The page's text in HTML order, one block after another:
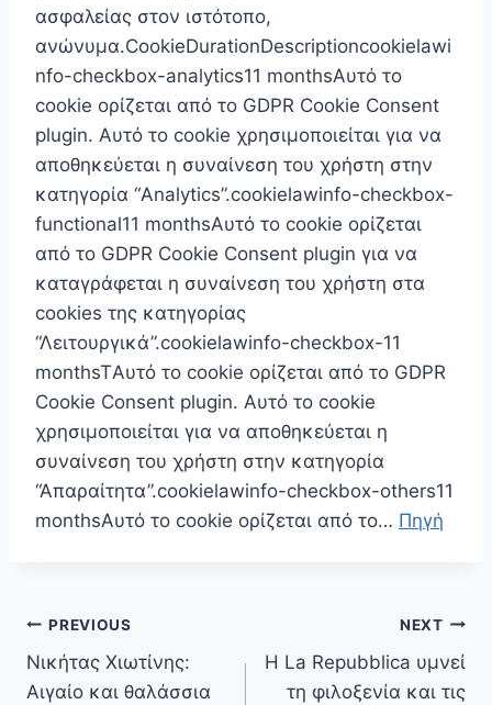
ασφαλείας στον ιστότοπο,
ανώνυμα.CookieDurationDescriptioncookielawi
nfo-checkbox-analytics11 monthsΑυτό το
cookie ορίζεται από το GDPR Cookie Consent
plugin. Αυτό το cookie χρησιμοποιείται για να
αποθηκεύεται η συναίνεση του χρήστη στην
κατηγορία “Analytics”.cookielawinfo-checkbox-
functional11 monthsΑυτό το cookie ορίζεται
από το GDPR Cookie Consent plugin για να
καταγράφεται η συναίνεση του χρήστη στα
cookies της κατηγορίας
“Λειτουργικά”.cookielawinfo-checkbox-11
monthsTΑυτό το cookie ορίζεται από το GDPR
Cookie Consent plugin. Αυτό το cookie
χρησιμοποιείται για να αποθηκεύεται η
συναίνεση του χρήστη στην κατηγορία
“Απαραίτητα”.cookielawinfo-checkbox-others11
monthsΑυτό το cookie ορίζεται από το… Πηγή
Πλοήγηση
άρθρων
PREVIOUS
Νικήτας Χιωτίνης:
Αιγαίο και θαλάσσια
NEXT
Η La Repubblica υμνεί
τη φιλοξενία και τις